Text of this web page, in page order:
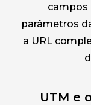
campos
parâmetros
a URL
UTM e